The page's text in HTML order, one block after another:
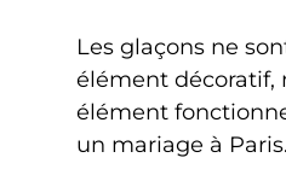
Les glaçons ne
élément décoratif,
élément
un mariage à Paris.